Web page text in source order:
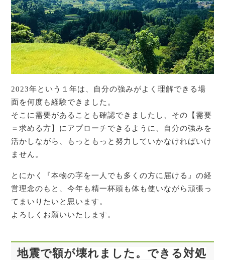
2023年という１年は、自分の強みがよく理解できる場
面を何度も経験できました。
そこに需要があることも確認できましたし、その【需要
＝求める方】にアプローチできるように、自分の強みを
活かしながら、もっともっと努力していかなければいけ
ません。
とにかく『本物の字を一人でも多くの方に届ける』の経
営理念のもと、今年も精一杯頭も体も使いながら頑張っ
てまいりたいと思います。
よろしくお願いいたします。
地震で額が壊れました 。できる対処